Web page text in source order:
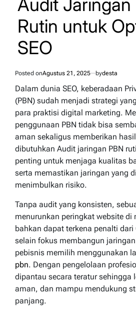
Audit Jaringan
Rutin untuk
SEO
Posted onAgustus 21, 2025 bydesta
Dalam dunia SEO, keberadaan
(PBN) sudah menjadi strategi
para praktisi digital marketing.
penggunaan PBN tidak bisa
aman sekaligus memberikan
dibutuhkan Audit jaringan PBN
penting untuk menjaga kualitas
serta memastikan jaringan yang
menimbulkan risiko.
Tanpa audit yang konsisten,
menurunkan peringkat website di
bahkan dapat terkena penalti dari
selain fokus membangun
pebisnis memilih menggunakan
pbn. Dengan pengelolaan
dipantau secara teratur sehingga
aman, dan mampu mendukung
panjang.